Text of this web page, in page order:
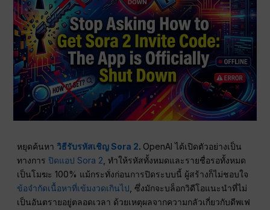
หยุดค้นหาวิธีรับรหัสเชิญ Sora 2. OpenAI ได้เปิดตัวอย่างเป็น
ทางการ ปิดแอป Sora 2 , ทำให้รหัสทั้งหมดและรายชื่อรอทั้งหมด
เป็นโมฆะ 100% แม้กระทั่งก่อนการปิดระบบนี้ ผู้สร้างก็ไม่ชอบใจ
ข้อจำกัดเนื้อหาที่เข้มงวดเกินไป , ซึ่งมักจะบล็อกวิดีโอแนะนำที่ไม่
เป็นอันตรายอยู่ตลอดเวลา ด้วยเหตุผลจากความกลัวเกี่ยวกับดีพเฟ